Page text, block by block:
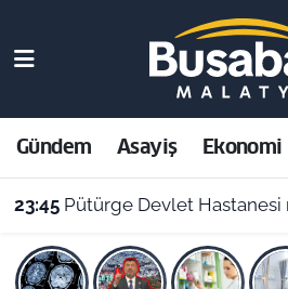
Gündem Asayiş Ekonomi
23:45 Pütürge Devlet Hastanesi ne zaman
Asayiş
Ekonomi
Dünya
Malatya Nöbetçi
Malatya Hava Durumu
Malatya Namaz Vakitleri
Malatya Trafik Yoğunluk